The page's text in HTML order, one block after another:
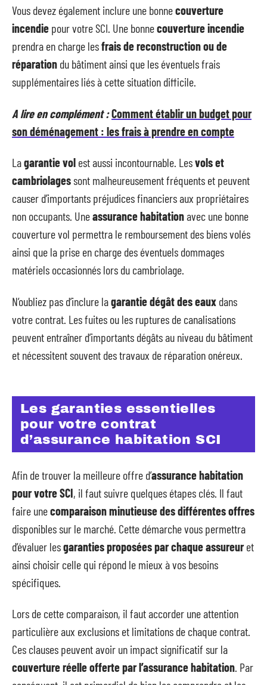
Vous devez également inclure une bonnecouverture
incendie pour votre SCI. Une bonnecouverture incendie
prendra en charge lesfrais de reconstruction ou de
réparation du bâtiment ainsi que les éventuels frais
supplémentaires liés à cette situation difficile.
A lire en complément :Comment établir un budget pour
son déménagement : les frais à prendre en compte
Lagarantie vol est aussi incontournable. Lesvols et
cambriolagessont malheureusement fréquents et peuvent
causer d’importants préjudices financiers aux propriétaires
non occupants. Uneassurance habitationavec une bonne
couverture vol permettra le remboursement des biens volés
ainsi que la prise en charge des éventuels dommages
matériels occasionnés lors du cambriolage.
N’oubliez pas d’inclure lagarantie dégât des eaux dans
votre contrat. Les fuites ou les ruptures de canalisations
peuvent entraîner d’importants dégâts au niveau du bâtiment
et nécessitent souvent des travaux de réparation onéreux.
Les garanties essentielles
pour votre contrat
d’assurance habitation SCI
Afin de trouver la meilleure offre d’assurance habitation
pour votre SCI, il faut suivre quelques étapes clés. Il faut
faire unecomparaison minutieuse des différentes offres
disponibles sur le marché. Cette démarche vous permettra
d’évaluer lesgaranties proposées par chaque assureuret
ainsi choisir celle qui répond le mieux à vos besoins
spécifiques.
Lors de cette comparaison, il faut accorder une attention
particulière aux exclusions et limitations de chaque contrat.
Ces clauses peuvent avoir un impact significatif sur la
couverture réelle offerte par l’assurance habitation. Par